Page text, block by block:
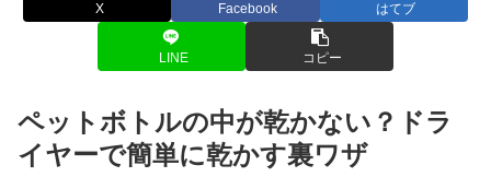
X Facebook はてブ
LINE コピー
ペットボトルの中が乾かない？ドラ
イヤーで簡単に乾かす裏ワザ